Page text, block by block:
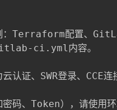
：Terraform配置、
ci.yml内容。
证、SWR登录、CCE连
、Token），请使用环